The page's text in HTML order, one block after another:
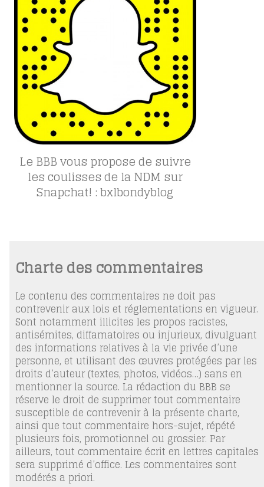
Le BBB vous propose de suivre
les coulisses de la NDM sur
Snapchat! : bxlbondyblog
Charte des commentaires
Le contenu des commentaires ne doit pas
contrevenir aux lois et réglementations en vigueur.
Sont notamment illicites les propos racistes,
antisémites, diffamatoires ou injurieux, divulguant
des informations relatives à la vie privée d’une
personne, et utilisant des œuvres protégées par les
droits d’auteur (textes, photos, vidéos…) sans en
mentionner la source. La rédaction du BBB se
réserve le droit de supprimer tout commentaire
susceptible de contrevenir à la présente charte,
ainsi que tout commentaire hors-sujet, répété
plusieurs fois, promotionnel ou grossier. Par
ailleurs, tout commentaire écrit en lettres capitales
sera supprimé d’office. Les commentaires sont
modérés a priori.